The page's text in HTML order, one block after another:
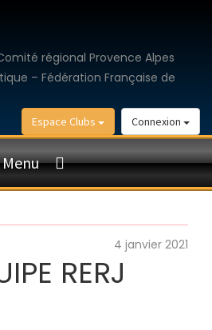
Connexion
Espace Clubs
Menu
4 janvier 2021
RERJ